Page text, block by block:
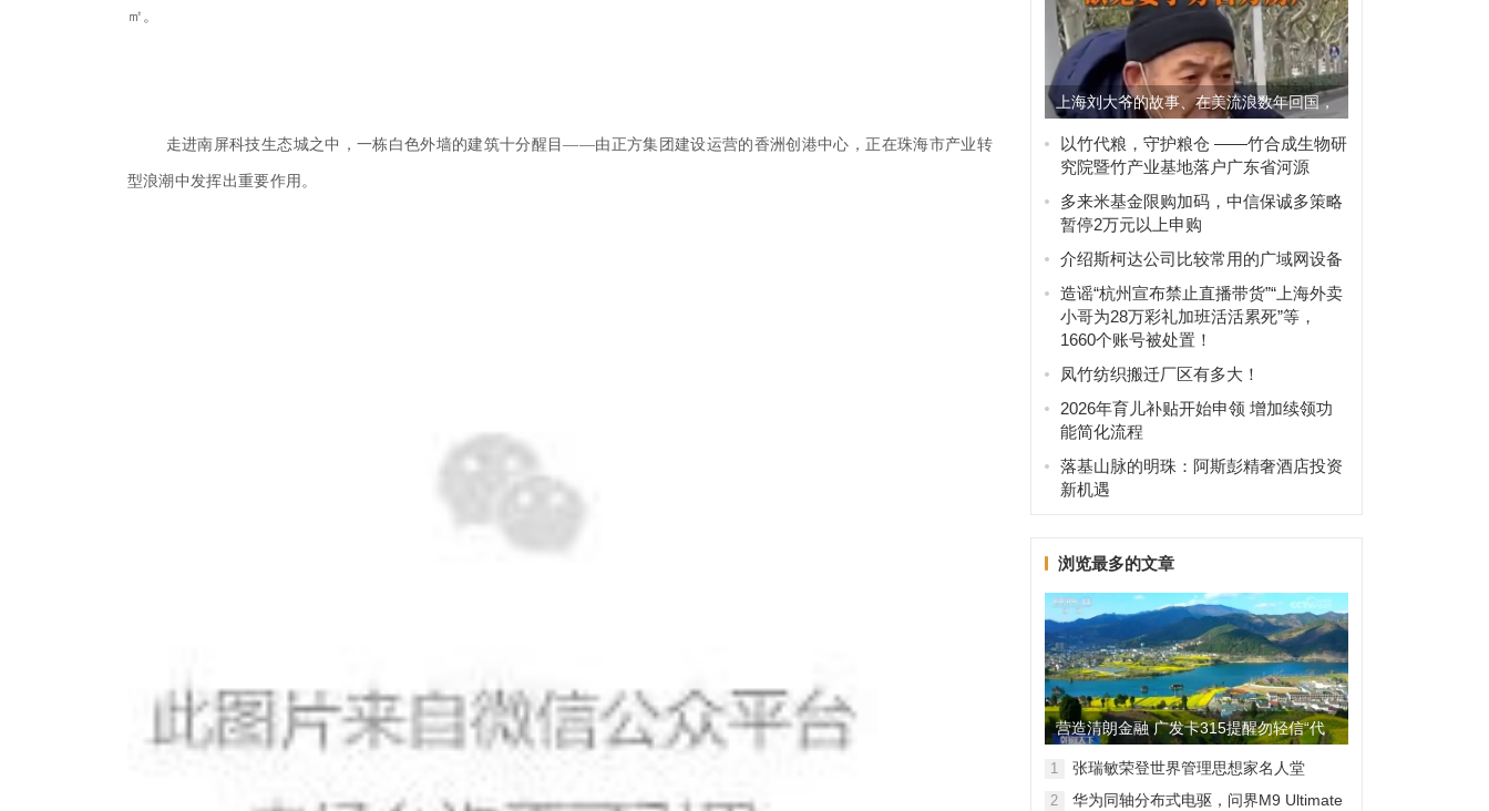
㎡。
走进南屏科技生态城之中，一栋白色外墙的建筑十分醒目——由正方集团建设运营的香洲创港中心，正在珠海市产业转
型浪潮中发挥出重要作用。
上海刘大爷的故事、在美流浪数年回国，
妻女拒见！
以竹代粮，守护粮仓 ——竹合成生物研
究院暨竹产业基地落户广东省河源
多来米基金限购加码，中信保诚多策略
暂停2万元以上申购
介绍斯柯达公司比较常用的广域网设备
造谣“杭州宣布禁止直播带货”“上海外卖
小哥为28万彩礼加班活活累死”等，
1660个账号被处置！
凤竹纺织搬迁厂区有多大！
2026年育儿补贴开始申领 增加续领功
能简化流程
落基山脉的明珠：阿斯彭精奢酒店投资
新机遇
浏览最多的文章
营造清朗金融 广发卡315提醒勿轻信“代
理维权”
1 张瑞敏荣登世界管理思想家名人堂
2
华为同轴分布式电驱，问界M9 Ultimate